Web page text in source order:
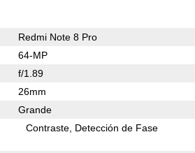
Redmi Note 8 Pro
64-MP
f/1.89
26mm
Grande
Contraste Detección de Fase